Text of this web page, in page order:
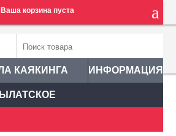
Ваша корзина пуста
КАЯКИНГА ИНФОРМАЦИЯ